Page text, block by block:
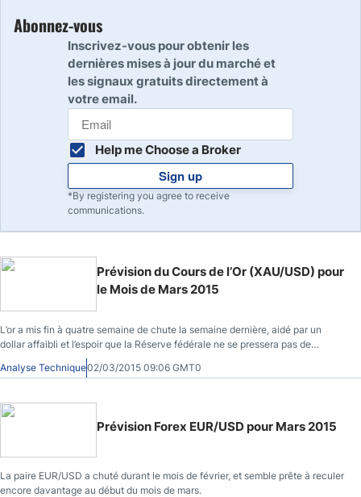
Abonnez-vous
Inscrivez-vous pour obtenir les
dernières mises à jour du marché et
les signaux gratuits directement à
votre email.
Help me Choose a Broker
Sign up
*By registering you agree to receive
communications.
Prévision du Cours de l’Or (XAU/USD) pour
le Mois de Mars 2015
L’or a mis fin à quatre semaine de chute la semaine dernière, aidé par un
dollar affaibli et l’espoir que la Réserve fédérale ne se pressera pas de
normaliser sa politique monétaire.
Analyse Technique02/03/2015 09:06 GMT0
Prévision Forex EUR/USD pour Mars 2015
La paire EUR/USD a chuté durant le mois de février, et semble prête à reculer
encore davantage au début du mois de mars.